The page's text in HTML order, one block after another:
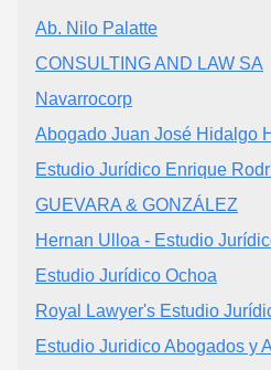
Ab. Nilo Palatte
CONSULTING AND LAW SA
Navarrocorp
Abogado Juan José Hidalgo
Estudio Jurídico Enrique
GUEVARA & GONZÁLEZ
Hernan Ulloa - Estudio
Estudio Jurídico Ochoa
Royal Lawyer's Estudio
Estudio Juridico Abogados y